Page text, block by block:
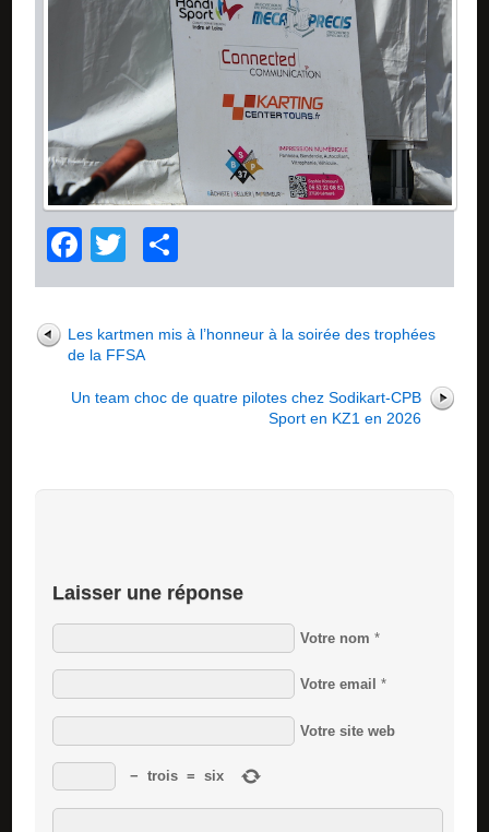
Facebook
Twitter
Les kartmen mis à l’honneur à la soirée des trophées
de la FFSA
Un team choc de quatre pilotes chez Sodikart-CPB
Sport en KZ1 en 2026
Laisser une réponse
Votre nom *
Votre email *
Votre site web
− trois = six